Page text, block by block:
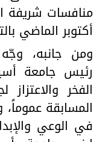
منافسات شريفة
أكتوبر الماضي
ومن جانبه،
رئيس جامعة
الفخر
المسابقة
في الوعي